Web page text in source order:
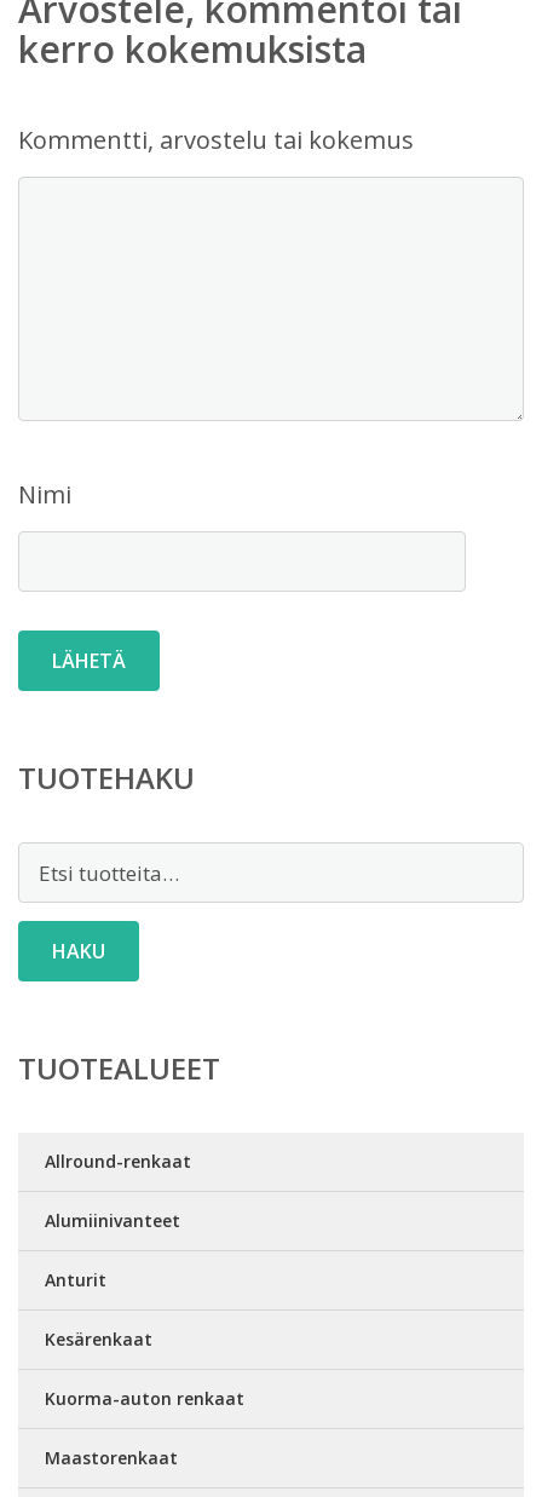
kerro kokemuksista
Kommentti, arvostelu tai kokemus
Nimi
TUOTEHAKU
HAKU
TUOTEALUEET
Allround-renkaat
Alumiinivanteet
Anturit
Kesärenkaat
Kuorma-auton renkaat
Maastorenkaat